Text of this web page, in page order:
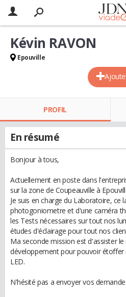
Kévin RAVON
Epouville
PROFIL
En résumé
Bonjour à tous,
Actuellement en poste dans
sur la zone de Coupeauville à
Je suis en charge du Laboratoire,
photogoniometre et d'une caméra
les Tests nécessaires sur tout nos
études d'éclairage pour tout nos
Ma seconde mission est d'assister
développement pour pouvoir
LED.
N'hésité pas a envoyer vos